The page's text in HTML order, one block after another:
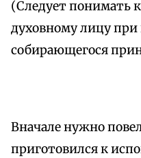
(Следует понимать
духовному лицу при
собирающегося
Вначале нужно
приготовился к